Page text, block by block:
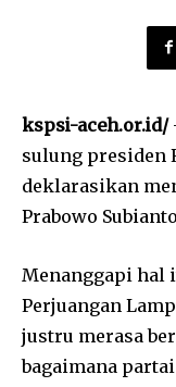
kspsi-aceh.or.id/
sulung presiden
deklarasikan
Prabowo
Menanggapi hal
Perjuangan
justru merasa
bagaimana